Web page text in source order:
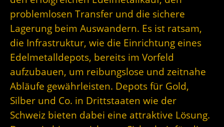
problemlosen Transfer und die sichere
Lagerung beim Auswandern. Es ist ratsam,
die Infrastruktur, wie die Einrichtung eines
Edelmetalldepots, bereits im Vorfeld
aufzubauen, um reibungslose und zeitnahe
Abläufe gewährleisten. Depots für Gold,
Silber und Co. in Drittstaaten wie der
Schweiz bieten dabei eine attraktive Lösung.